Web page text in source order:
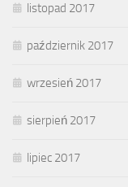
listopad 2017
październik 2017
wrzesień 2017
sierpień 2017
lipiec 2017